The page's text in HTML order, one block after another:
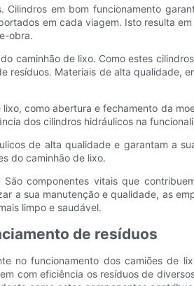
em bom funcionamento
em cada viagem. Isto resulta
obra.
caminhão de lixo. Como estes
Materiais de alta qualidade,
como abertura e fechamento da
dos cilindros hidráulicos na
de alta qualidade e garantam a
do caminhão de lixo.
componentes vitais que
a sua manutenção e qualidade, as
limpo e saudável.
de resíduos
no funcionamento dos camiões de
com eficiência os resíduos de